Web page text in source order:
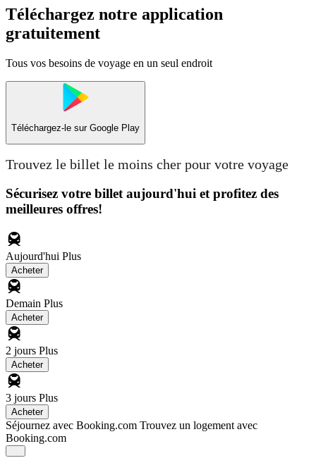
Téléchargez notre application
gratuitement
Tous vos besoins de voyage en un seul endroit
Téléchargez-le sur Google Play
Trouvez le billet le moins cher pour votre voyage
Sécurisez votre billet aujourd'hui et profitez des
meilleures offres!
Aujourd'hui Plus
Acheter
Demain Plus
Acheter
2 jours Plus
Acheter
3 jours Plus
Acheter
Séjournez avec Booking.com Trouvez un logement avec
Booking.com